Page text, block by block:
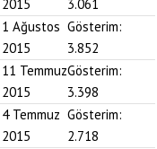
2015
3.061
1 Ağustos
2015
Gösterim:
3.852
11 Temmuz
2015
Gösterim:
3.398
4 Temmuz
2015
Gösterim:
2.718